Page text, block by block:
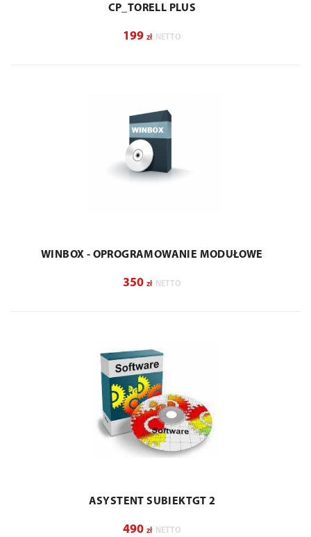
CP_TORELL PLUS
199 zł NETTO
WINBOX - OPROGRAMOWANIE MODUŁOWE
350 zł NETTO
ASYSTENT SUBIEKTGT 2
490 zł NETTO